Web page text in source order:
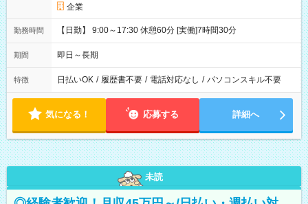
企業
勤務時間 【日勤】 9:00～17:30 休憩60分 [実働]7時間30分
期間 即日～長期
特徴 日払いOK / 履歴書不要 / 電話対応なし / パソコンスキル不要
気になる！ 応募する 詳細へ
未読